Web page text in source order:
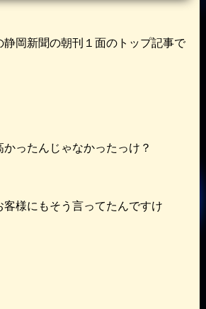
静岡新聞の朝刊１面のトップ記事で
ったんじゃなかったっけ？
様にもそう言ってたんですけ